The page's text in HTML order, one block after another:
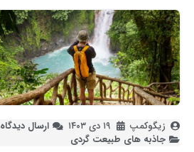
زیگوکمپ ۱۹ دی ۱۴۰۳
ارسال دیدگاه
جاذبه های طبیعت گردی